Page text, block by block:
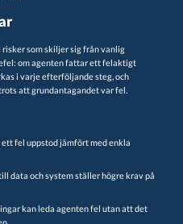
som skiljer sig från vanlig
om agenten fattar ett felaktigt
i varje efterföljande steg, och
att grundantagandet var fel.
fel uppstod jämfört med enkla
data och system ställer högre krav på
kan leda agenten fel utan att det